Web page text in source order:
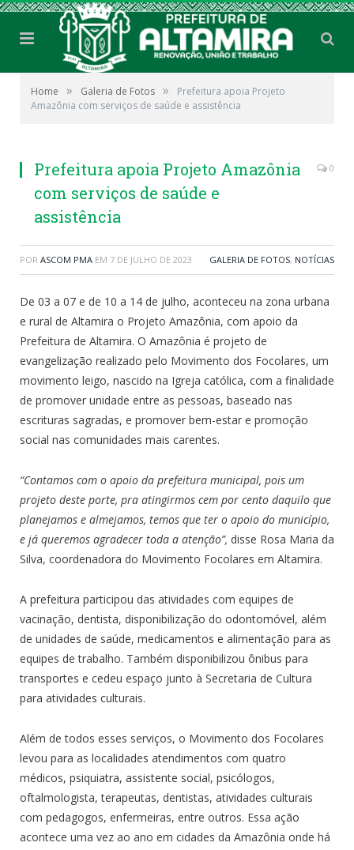
Home » Galeria de Fotos »
Prefeitura apoia Projeto
Amazônia com serviços de saúde e assistência
Prefeitura apoia Projeto Amazônia
com serviços de saúde e
assistência
0
POR ASCOM PMA EM 7 DE JULHO DE 2023 GALERIA DE FOTOS, NOTÍCIAS
De 03 a 07 e de 10 a 14 de julho, aconteceu na zona urbana
e rural de Altamira o Projeto Amazônia, com apoio da
Prefeitura de Altamira. O Amazônia é projeto de
evangelização realizado pelo Movimento dos Focolares, um
movimento leigo, nascido na Igreja católica, com a finalidade
de promover unidade entre as pessoas, baseado nas
escrituras sagradas, e promover bem-estar e promoção
social nas comunidades mais carentes.
“Contamos com o apoio da prefeitura municipal, pois um
projeto deste porte, pra atingirmos cem por cento daquilo que
planejamos e almejamos, temos que ter o apoio do município,
e já queremos agradecer toda a atenção”, disse Rosa Maria da
Silva, coordenadora do Movimento Focolares em Altamira.
A prefeitura participou das atividades com equipes de
vacinação, dentista, disponibilização do odontomóvel, além
de unidades de saúde, medicamentos e alimentação para as
equipes de trabalho. Também disponibilizou ônibus para
transportes e cedeu espaço junto à Secretaria de Cultura
para atividades culturais.
Além de todos esses serviços, o Movimento dos Focolares
levou para as localidades atendimentos com quatro
médicos, psiquiatra, assistente social, psicólogos,
oftalmologista, terapeutas, dentistas, atividades culturais
com pedagogos, enfermeiras, entre outros. Essa ação
acontece uma vez ao ano em cidades da Amazônia onde há